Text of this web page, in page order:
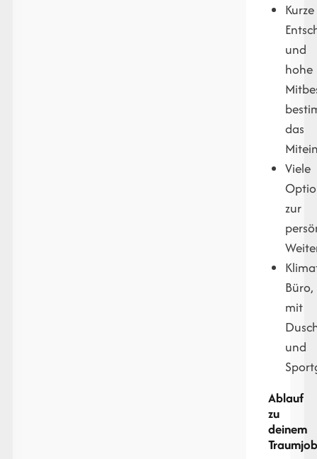
Kurze
und
hohe
das
Viele
zur
Büro,
mit
und
Ablauf
zu
deinem